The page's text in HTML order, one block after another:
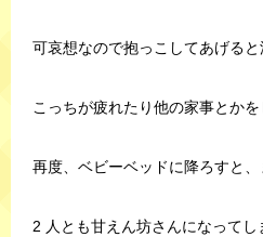
可哀想なので抱っこしてあげると
こっちが疲れたり他の家事とか
再度、ベビーベッドに降ろすと、
2 人とも甘えん坊さんになってし